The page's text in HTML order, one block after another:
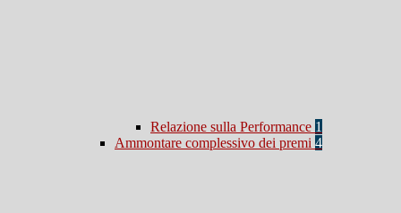
Relazione sulla Performance 1
Ammontare complessivo dei premi 4